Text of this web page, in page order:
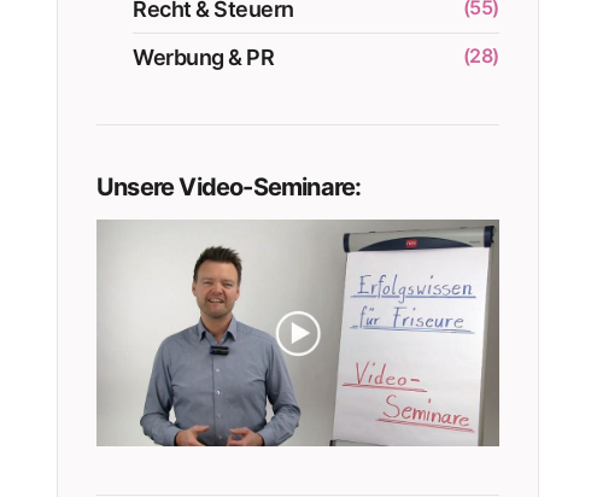
Recht & Steuern (55)
Werbung & PR (28)
Unsere Video-Seminare: